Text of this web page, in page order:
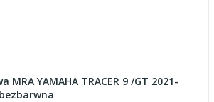
YAMAHA TRACER 9 /GT 2021-